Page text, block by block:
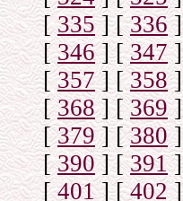
[335] [336]
[346] [347]
[357] [358]
[368] [369]
[379] [380]
[390] [391]
[401] [402]